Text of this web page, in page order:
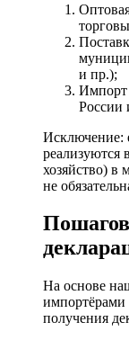
и пр.);
Импорт
России
Исключение:
реализуются
хозяйство) в
не
На основе
импортёрами
получения